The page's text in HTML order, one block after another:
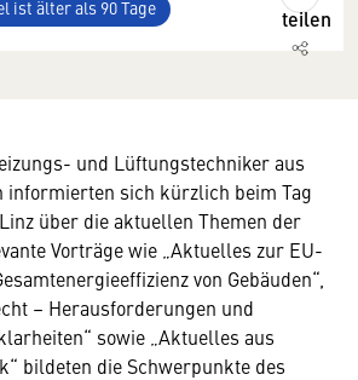
ist älter als 90 Tage
teilen
und Lüftungstechniker aus
informierten sich kürzlich beim Tag
über die aktuellen Themen der
Vorträge wie „Aktuelles zur EU-
von Gebäuden“,
– Herausforderungen und
sowie „Aktuelles aus
bildeten die Schwerpunkte des